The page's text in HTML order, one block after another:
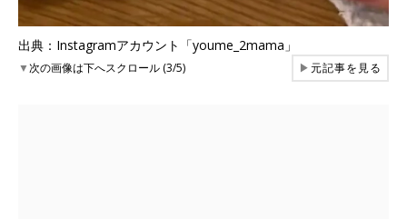
出典：Instagramアカウント「youme_2mama」
▼次の画像は下へスクロール (3/5) ▶元記事を見る